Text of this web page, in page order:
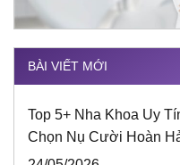
BÀI VIẾT MỚI
Top 5+ Nha Khoa Uy
Chọn Nụ Cười Hoàn